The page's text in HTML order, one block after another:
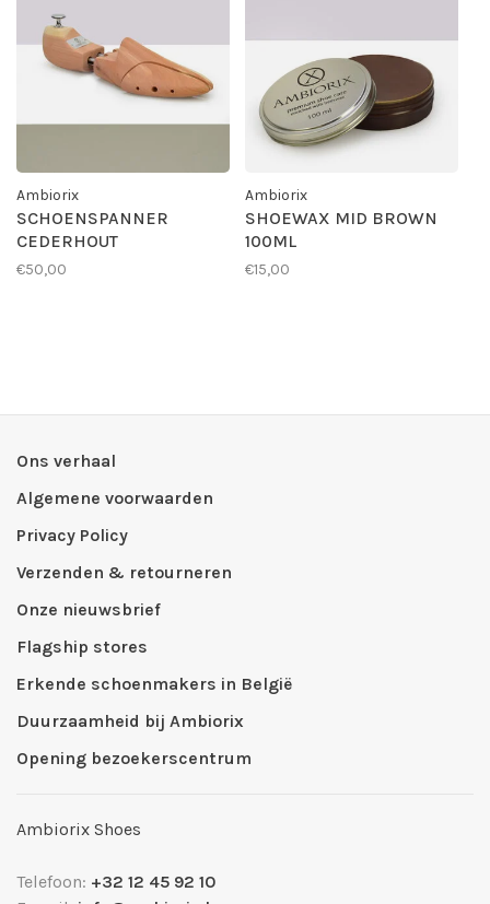
Ambiorix
SCHOENSPANNER
CEDERHOUT
€50,00
Ambiorix
SHOEWAX MID BROWN
100ML
€15,00
Ons verhaal
Algemene voorwaarden
Privacy Policy
Verzenden & retourneren
Onze nieuwsbrief
Flagship stores
Erkende schoenmakers in België
Duurzaamheid bij Ambiorix
Opening bezoekerscentrum
Ambiorix Shoes
Telefoon: +32 12 45 92 10